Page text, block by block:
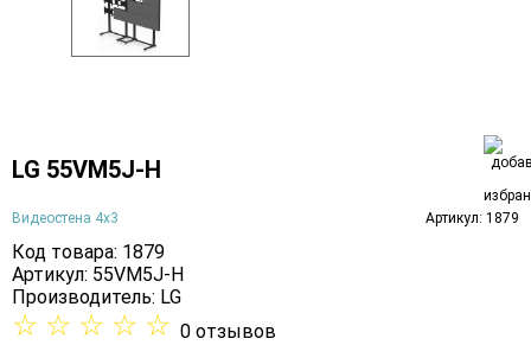
LG 55VM5J-H
Видеостена 4х3 Артикул: 1879
Код товара: 1879
Артикул: 55VM5J-H
Производитель: LG
☆ ☆ ☆ ☆ ☆ 0 отзывов